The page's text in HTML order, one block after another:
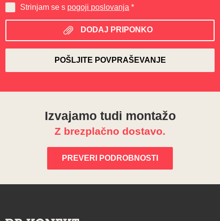
Strinjam se s pogoji poslovanja *
DODAJ PRIPONKO
Izvajamo tudi montažo
Z brezplačno dostavo.
PREVERI PODROBNOSTI